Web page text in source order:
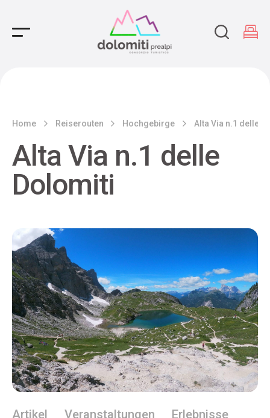
Main Navigation
Home Reiserouten Hochgebirge Alta Via n.1 delle
Alta Via n.1 delle
Dolomiti
Artikel Veranstaltungen
Erlebnisse